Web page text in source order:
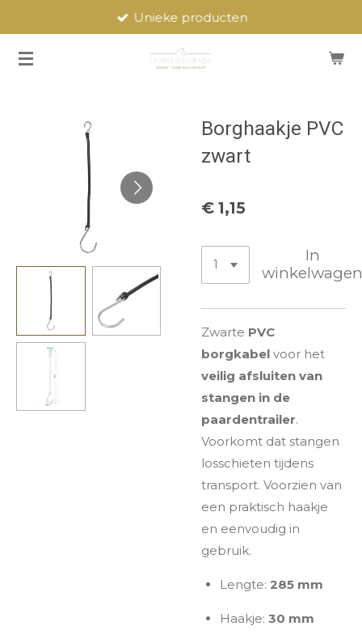
naar
Unieke producten
Borghaakje PVC
zwart
€ 1,15
In
Zwarte PVC
borgkabel voor het
veilig afsluiten van
stangen in de
paardentrailer.
Voorkomt dat stangen
losschieten tijdens
transport. Voorzien van
een praktisch haakje
en eenvoudig in
gebruik.
Lengte: 285 mm
Haakje: 30 mm